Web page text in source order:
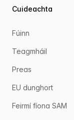
Cuideachta
Fúinn
Teagmháil
Preas
EU dunghort
Feirmí fíona SAM